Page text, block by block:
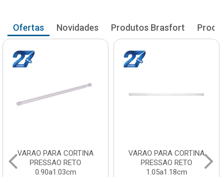
Ofertas Novidades Produtos Brasfort
VARAO PARA CORTINA
PRESSAO RETO
0.90a1.03cm
VARAO PARA CORTINA
PRESSAO RETO
1.05a1.18cm